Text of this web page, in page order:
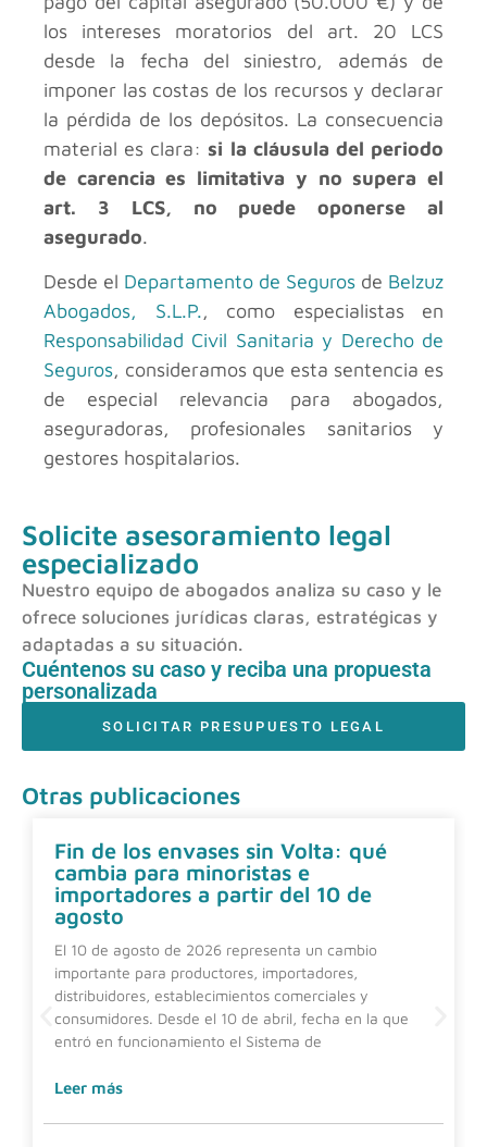
los intereses moratorios del art. 20 LCS
desde la fecha del siniestro, además de
imponer las costas de los recursos y declarar
la pérdida de los depósitos. La consecuencia
material es clara: si la cláusula del periodo
de carencia es limitativa y no supera el
art. 3 LCS, no puede oponerse al
asegurado.
Desde el Departamento de Seguros de Belzuz
Abogados, S.L.P., como especialistas en
Responsabilidad Civil Sanitaria y Derecho de
Seguros, consideramos que esta sentencia es
de especial relevancia para abogados,
aseguradoras, profesionales sanitarios y
gestores hospitalarios.
Solicite asesoramiento legal
especializado
Nuestro equipo de abogados analiza su caso y le
ofrece soluciones jurídicas claras, estratégicas y
adaptadas a su situación.
Cuéntenos su caso y reciba una propuesta
personalizada
SOLICITAR PRESUPUESTO LEGAL
Otras publicaciones
Fin de los envases sin Volta: qué
cambia para minoristas e
importadores a partir del 10 de
agosto
El 10 de agosto de 2026 representa un cambio
importante para productores, importadores,
distribuidores, establecimientos comerciales y
consumidores. Desde el 10 de abril, fecha en la que
entró en funcionamiento el Sistema de
Leer más